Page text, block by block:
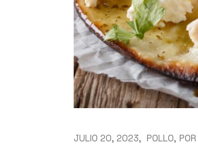
JULIO 20, 2023 POLLO POR